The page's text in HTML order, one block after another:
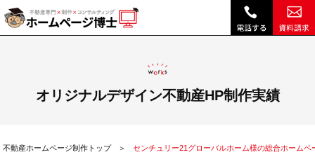
オリジナルデザイン不動産HP制作実績
不動産ホームページ制作トップ センチュリー21グローバルホーム様の総合ホームペ